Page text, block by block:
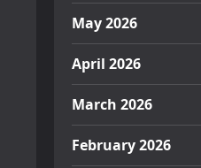
May 2026
April 2026
March 2026
February 2026